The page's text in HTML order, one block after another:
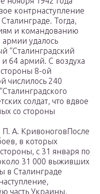
контрнаступление
Тогда,
и командованию
удалось
“Сталинградский
и 64 армий. С воздуха
8-ой
числилось 240
солдат, что вдвое
со стороны
П. А. КривоноговПосле
в которых
с 31 января по
31 000 выживших
в Сталинграде
часть Украины,